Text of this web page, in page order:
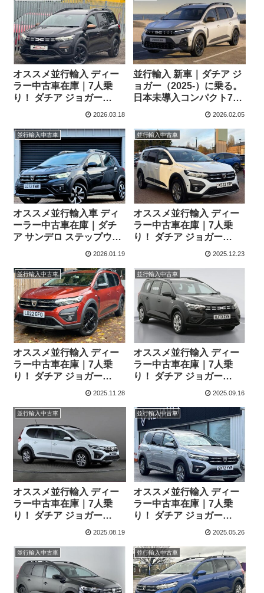
オススメ並行輸入 ディー
ラー中古車在庫｜7人乗
り！ ダチア ジョガー
2026.03.18
並行輸入 新車｜ダチア ジ
ョガー（2025-）に乗る。
日本未導入コンパクト7シ
ーターMPVの概要・スペ
2026.02.05
並行輸入中古車
オススメ並行輸入車 ディ
ーラー中古車在庫｜ダチ
ア サンデロ ステップウェ
イ プレステージ Tce90
2026.01.19
並行輸入中古車
オススメ並行輸入 ディー
ラー中古車在庫｜7人乗
り！ ダチア ジョガー
2025.12.23
並行輸入中古車
オススメ並行輸入 ディー
ラー中古車在庫｜7人乗
り！ ダチア ジョガー
2025.11.28
並行輸入中古車
オススメ並行輸入 ディー
ラー中古車在庫｜7人乗
り！ ダチア ジョガー
2025.09.16
並行輸入中古車
オススメ並行輸入 ディー
ラー中古車在庫｜7人乗
り！ ダチア ジョガー
2025.08.19
並行輸入中古車
オススメ並行輸入 ディー
ラー中古車在庫｜7人乗
り！ ダチア ジョガー
Comfort TCe110 6MT 右
2025.05.26
並行輸入中古車 並行輸入中古車